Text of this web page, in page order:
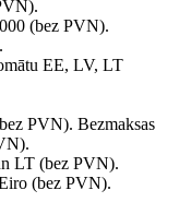
(bez PVN).
EE, LV, LT
PVN). Bezmaksas
LT (bez PVN).
(bez PVN).